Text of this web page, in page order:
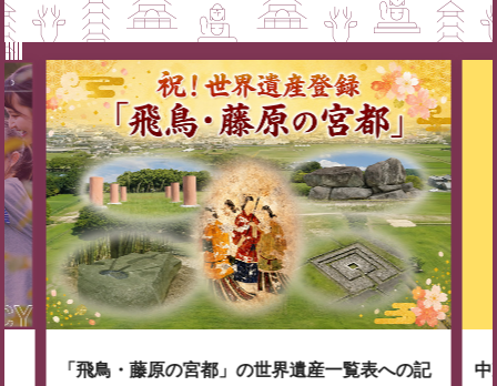
「飛鳥・藤原の宮都」の世界遺産一覧表への記
中